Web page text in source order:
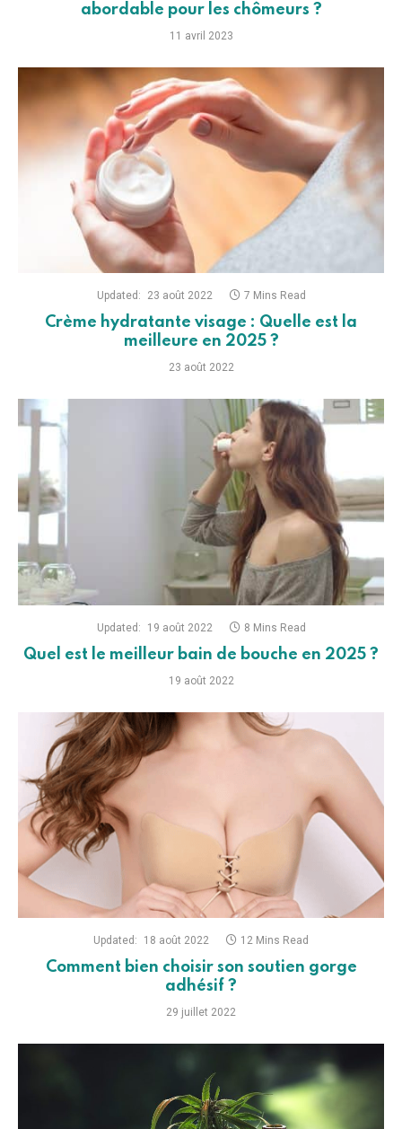
abordable pour les chômeurs ?
11 avril 2023
Updated: 23 août 2022 7 Mins Read
Crème hydratante visage : Quelle est la
meilleure en 2025 ?
23 août 2022
Updated: 19 août 2022 8 Mins Read
Quel est le meilleur bain de bouche en 2025 ?
19 août 2022
Updated: 18 août 2022 12 Mins Read
Comment bien choisir son soutien gorge
adhésif ?
29 juillet 2022